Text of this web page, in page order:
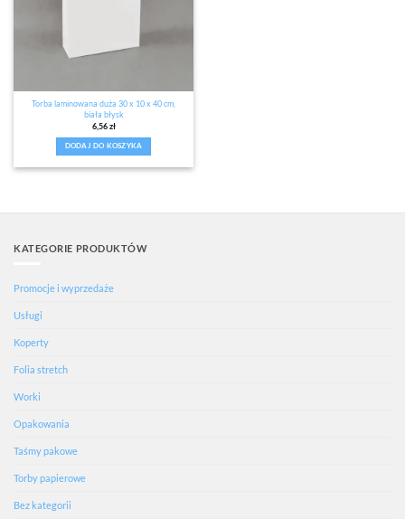
Torba laminowana duża 30 x 10 x 40 cm,
biała błysk
6,56zł
DODAJ DO KOSZYKA
KATEGORIE PRODUKTÓW
Promocje i wyprzedaże
Usługi
Koperty
Folia stretch
Worki
Opakowania
Taśmy pakowe
Torby papierowe
Bez kategorii